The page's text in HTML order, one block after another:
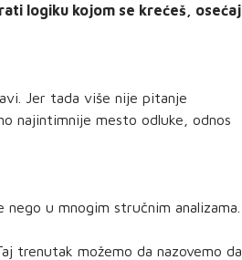
logiku kojom se krećeš, osećaj
Jer tada više nije pitanje
najintimnije mesto odluke, odnos
u mnogim stručnim analizama.
trenutak možemo da nazovemo da